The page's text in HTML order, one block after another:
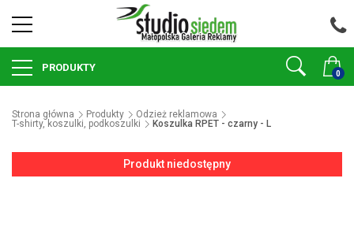
0
PRODUKTY
Strona główna Produkty
Odzież reklamowa
T-shirty, koszulki, podkoszulki
Koszulka RPET - czarny - L
Produkt niedostępny